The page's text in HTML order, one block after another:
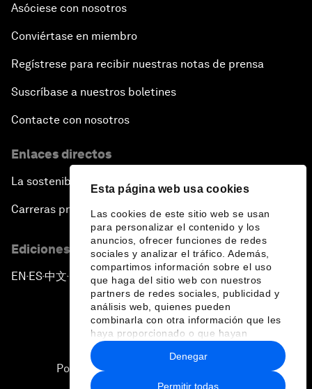
Esta página web usa cookies
Las cookies de este sitio web se usan
para personalizar el contenido y los
anuncios, ofrecer funciones de redes
sociales y analizar el tráfico. Además,
compartimos información sobre el uso
que haga del sitio web con nuestros
partners de redes sociales, publicidad y
análisis web, quienes pueden
combinarla con otra información que les
haya proporcionado o que hayan
recopilado a partir del uso que haya
hecho de sus servicios.
Permitir todas
Denegar
Asóciese con nosotros
Conviértase en miembro
Regístrese para recibir nuestras notas de prensa
Suscríbase a nuestros boletines
Contacte con nosotros
Enlaces directos
La sostenibilidad en el Foro
Carreras profesionales
Ediciones en otros idiomas
EN ▪ES▪中文▪ 日本語
Política de privacidad y normas de uso